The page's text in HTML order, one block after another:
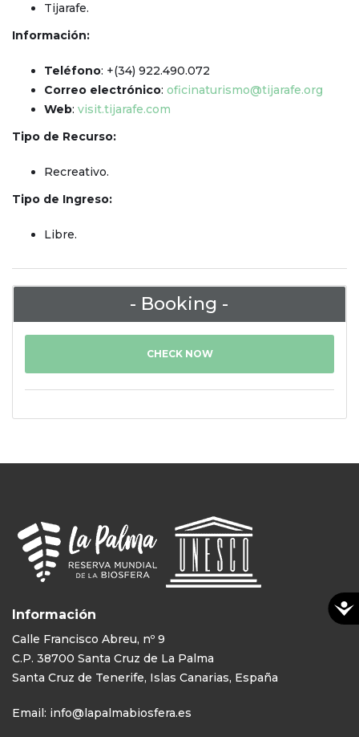
Tijarafe.
Información:
Teléfono: +(34) 922.490.072
Correo electrónico: oficinaturismo@tijarafe.org
Web: visit.tijarafe.com
Tipo de Recurso:
Recreativo.
Tipo de Ingreso:
Libre.
- Booking -
CHECK NOW
Información
Calle Francisco Abreu, nº 9
C.P. 38700 Santa Cruz de La Palma
Santa Cruz de Tenerife, Islas Canarias, España
Email: info@lapalmabiosfera.es